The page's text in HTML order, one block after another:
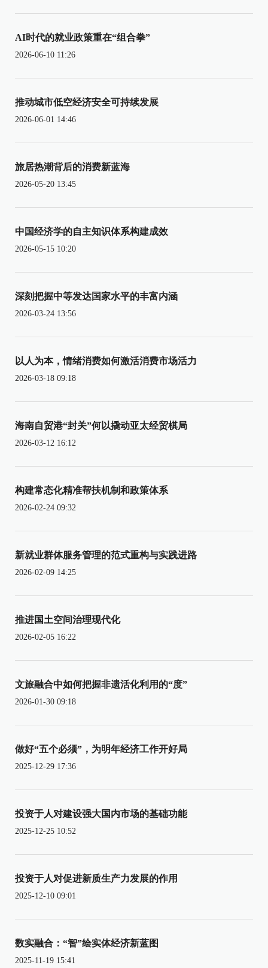
AI时代的就业政策重在“组合拳”
2026-06-10 11:26
推动城市低空经济安全可持续发展
2026-06-01 14:46
旅居热潮背后的消费新蓝海
2026-05-20 13:45
中国经济学的自主知识体系构建成效
2026-05-15 10:20
深刻把握中等发达国家水平的丰富内涵
2026-03-24 13:56
以人为本，情绪消费如何激活消费市场活力
2026-03-18 09:18
海南自贸港“封关”何以撬动亚太经贸棋局
2026-03-12 16:12
构建常态化精准帮扶机制和政策体系
2026-02-24 09:32
新就业群体服务管理的范式重构与实践进路
2026-02-09 14:25
推进国土空间治理现代化
2026-02-05 16:22
文旅融合中如何把握非遗活化利用的“度”
2026-01-30 09:18
做好“五个必须”，为明年经济工作开好局
2025-12-29 17:36
投资于人对建设强大国内市场的基础功能
2025-12-25 10:52
投资于人对促进新质生产力发展的作用
2025-12-10 09:01
数实融合：“智”绘实体经济新蓝图
2025-11-19 15:41